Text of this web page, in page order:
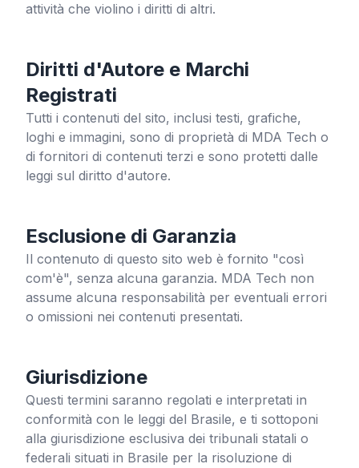
attività che violino i diritti di altri.
Diritti d'Autore e Marchi
Registrati
Tutti i contenuti del sito, inclusi testi, grafiche,
loghi e immagini, sono di proprietà di MDA Tech o
di fornitori di contenuti terzi e sono protetti dalle
leggi sul diritto d'autore.
Esclusione di Garanzia
Il contenuto di questo sito web è fornito "così
com'è", senza alcuna garanzia. MDA Tech non
assume alcuna responsabilità per eventuali errori
o omissioni nei contenuti presentati.
Giurisdizione
Questi termini saranno regolati e interpretati in
conformità con le leggi del Brasile, e ti sottoponi
alla giurisdizione esclusiva dei tribunali statali o
federali situati in Brasile per la risoluzione di